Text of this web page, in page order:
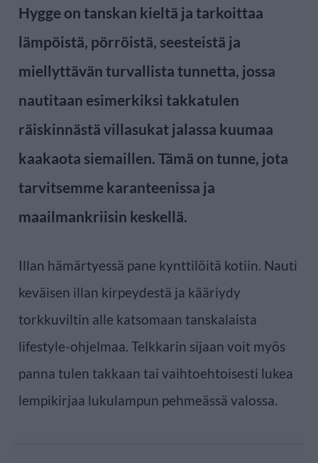
Hygge on tanskan kieltä ja tarkoittaa
lämpöistä, pörröistä, seesteistä ja
miellyttävän turvallista tunnetta, jossa
nautitaan esimerkiksi takkatulen
räiskinnästä villasukat jalassa kuumaa
kaakaota siemaillen. Tämä on tunne, jota
tarvitsemme karanteenissa ja
maailmankriisin keskellä.
Illan hämärtyessä pane kynttilöitä kotiin. Nauti
keväisen illan kirpeydestä ja kääriydy
torkkuviltin alle katsomaan tanskalaista
lifestyle-ohjelmaa. Telkkarin sijaan voit myös
panna tulen takkaan tai vaihtoehtoisesti lukea
lempikirjaa lukulampun pehmeässä valossa.